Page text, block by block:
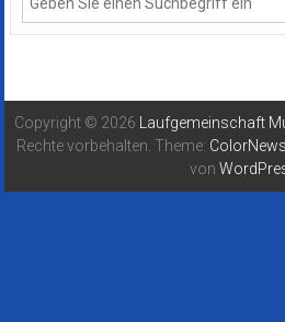
Copyright © 2026 Laufgemeinschaft
Rechte vorbehalten. Theme: ColorNews
von